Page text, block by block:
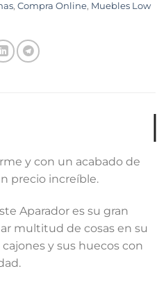
, Compra Online, Muebles Low
y con un acabado de
precio increíble.
Aparador es su gran
multitud de cosas en su
y sus huecos con